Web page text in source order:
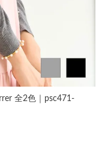
全2色｜psc471-